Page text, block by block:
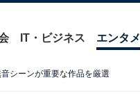
IT・ビジネス エンタメ
シーンが重要な作品を厳選